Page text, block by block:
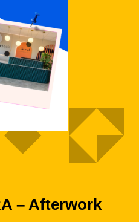
– Afterwork